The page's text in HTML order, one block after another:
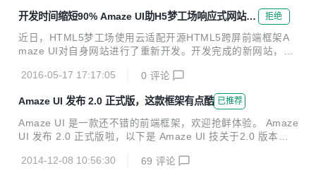
了很多精品案例，今天就给大家带来10个基于Amaze UI开发
的移动网站以及响应式网站案例。 移动网站 言色，语音图片
分享社区，微信内Web App，可以通过语音、主题、配乐、插
图、文字进行美好事物的分享。（注：此网站仅能在微信端打
访问，无刷新结构，部分借鉴...
开发时间缩短90% Amaze UI助H5梦工场响应式网站快
速上线
拒绝
近日，HTML5梦工场使用云适配开源HTML5跨屏前端框架A
maze UI对自身网站进行了重新开发。开发完成的新网站，用
以最佳的展现方式呈现出来。 H5梦工场官网在PC和移动端的
展示 HTML5梦工场是中国最有影响力的技术社区团队，由国
内最早一批HTML5探索者和狂热拥护者发起，为广大开发者
搭建一个开放、自由的互动交流平台，旨在推动HTML5在中
国的应用与普及。目前，旗下的品牌活动已覆盖了近10万互联
品牌和活动内容呈现给广大用户，HTML5梦工场决定优化官
2016-05-17 17:17:05 0 评论
Amaze UI 发布 2.0 正式版，这款框架有点酷 已推荐
Amaze UI 是一款还不错的前端框架，欢迎抢鲜体验。 Amaze
UI 发布 2.0 正式版啦，以下是 Amaze UI 技关于2.0 版本的
化，包括： ✔ 转向更接地气的 jQuery 生态圈; ✔ No Loade
2014-12-08 10:56:30 69 评论